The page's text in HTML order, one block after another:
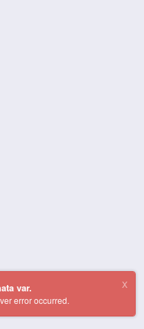
var.
error occurred.